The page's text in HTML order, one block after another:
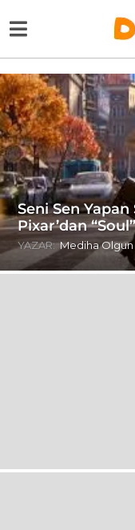
Seni Sen
Pixar’dan
YAZAR: Mediha Olgun